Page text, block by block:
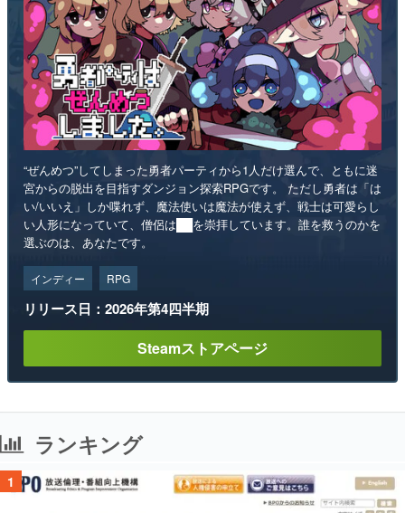
“ぜんめつ”してしまった勇者パーティから1人だけ選んで、ともに迷
宮からの脱出を目指すダンジョン探索RPGです。 ただし勇者は「は
い/いいえ」しか喋れず、魔法使いは魔法が使えず、戦士は可愛らし
い人形になっていて、僧侶は██を崇拝しています。誰を救うのかを
選ぶのは、あなたです。
インディー RPG
リリース日：2026年第4四半期
Steamストアページ
ランキング
1